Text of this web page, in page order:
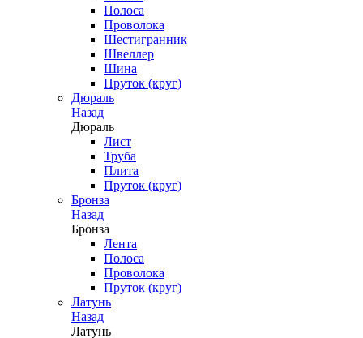
Полоса
Проволока
Шестигранник
Швеллер
Шина
Пруток (круг)
Дюраль
Назад
Дюраль
Лист
Труба
Плита
Пруток (круг)
Бронза
Назад
Бронза
Лента
Полоса
Проволока
Пруток (круг)
Латунь
Назад
Латунь